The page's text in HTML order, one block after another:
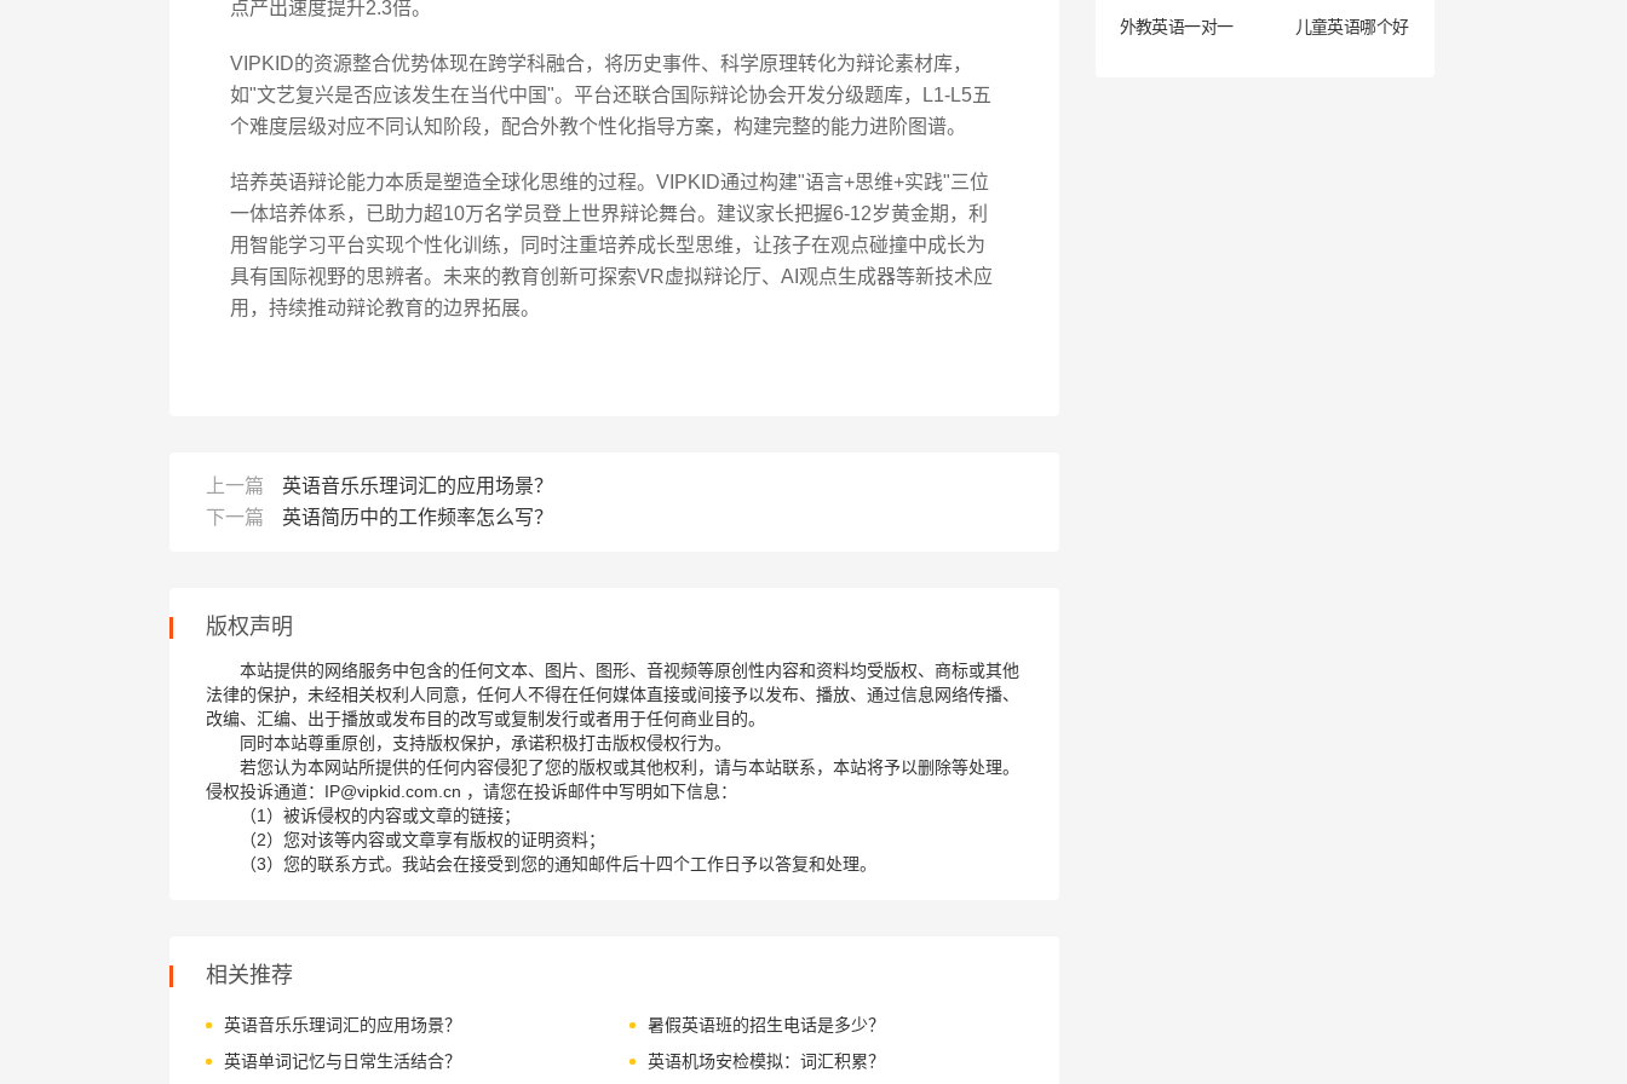
点产出速度提升2.3倍。
VIPKID的资源整合优势体现在跨学科融合，将历史事件、科学原理转化为辩论素材库，
如"文艺复兴是否应该发生在当代中国"。平台还联合国际辩论协会开发分级题库，L1-L5五
个难度层级对应不同认知阶段，配合外教个性化指导方案，构建完整的能力进阶图谱。
培养英语辩论能力本质是塑造全球化思维的过程。VIPKID通过构建"语言+思维+实践"三位
一体培养体系，已助力超10万名学员登上世界辩论舞台。建议家长把握6-12岁黄金期，利
用智能学习平台实现个性化训练，同时注重培养成长型思维，让孩子在观点碰撞中成长为
具有国际视野的思辨者。未来的教育创新可探索VR虚拟辩论厅、AI观点生成器等新技术应
用，持续推动辩论教育的边界拓展。
上一篇
英语音乐乐理词汇的应用场景？
下一篇
英语简历中的工作频率怎么写？
版权声明
本站提供的网络服务中包含的任何文本、图片、图形、音视频等原创性内容和资料均受版权、商标或其他
法律的保护，未经相关权利人同意，任何人不得在任何媒体直接或间接予以发布、播放、通过信息网络传播、
改编、汇编、出于播放或发布目的改写或复制发行或者用于任何商业目的。
同时本站尊重原创，支持版权保护，承诺积极打击版权侵权行为。
若您认为本网站所提供的任何内容侵犯了您的版权或其他权利，请与本站联系，本站将予以删除等处理。
侵权投诉通道：IP@vipkid.com.cn ，请您在投诉邮件中写明如下信息：
（1）被诉侵权的内容或文章的链接；
（2）您对该等内容或文章享有版权的证明资料；
（3）您的联系方式。我站会在接受到您的通知邮件后十四个工作日予以答复和处理。
相关推荐
英语音乐乐理词汇的应用场景？
暑假英语班的招生电话是多少？
英语单词记忆与日常生活结合？
英语机场安检模拟：词汇积累？
外教英语一对一 儿童英语哪个好